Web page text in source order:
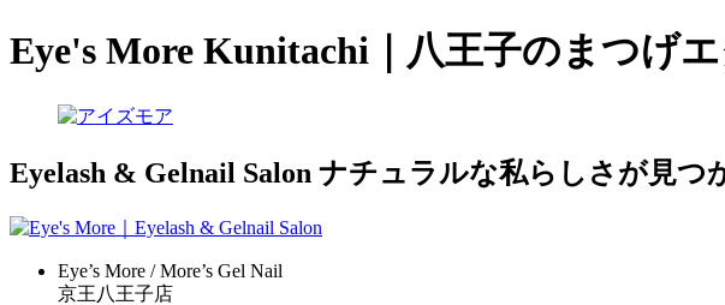
Eye's More Kunitachi｜八王子のまつげ
Eyelash & Gelnail Salon ナチュラルな私らしさが見つ
Eye’s More / More’s Gel Nail
京王八王子店